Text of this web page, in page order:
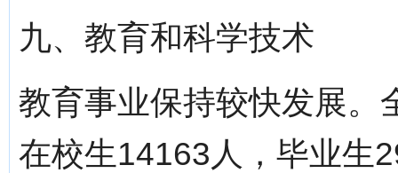
九、教育和科学技术
教育事业保持较快发展。
在校生14163人，毕业生